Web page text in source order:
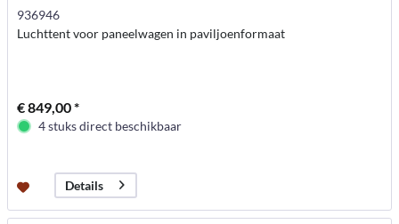
936946
Luchttent voor paneelwagen in paviljoenformaat
€ 849,00 *
4 stuks direct beschikbaar
Details